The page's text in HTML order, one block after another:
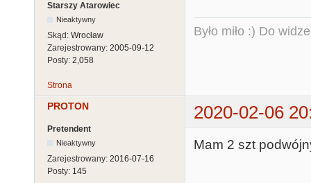
Starszy Atarowiec
Nieaktywny
Skąd: Wrocław
Zarejestrowany: 2005-09-12
Posty: 2,058
Było miło :) Do
Strona
PROTON 2020-02-06
Pretendent
Nieaktywny
Zarejestrowany: 2016-07-16
Posty: 145
Mam 2 szt